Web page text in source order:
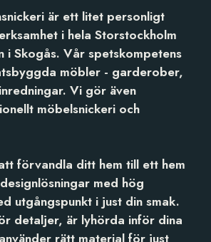
är ett litet personligt
i hela Storstockholm
i Skogås. Vår spetskompetens
möbler - garderober,
Vi gör även
möbelsnickeri och
förvandla ditt hem till ett hem
med hög
utgångspunkt i just din smak.
detaljer, är lyhörda inför dina